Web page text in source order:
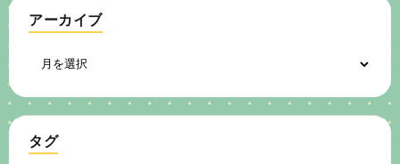
アーカイブ
タグ